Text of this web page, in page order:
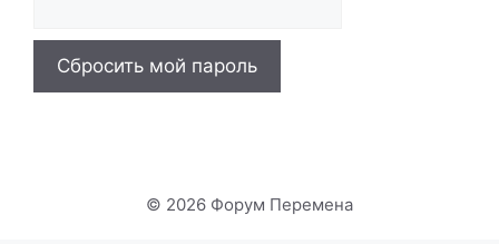
Сбросить мой пароль
© 2026 Форум Перемена